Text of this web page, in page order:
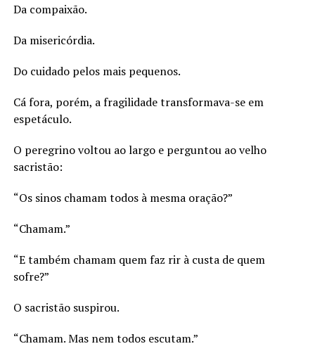
Da compaixão.
Da misericórdia.
Do cuidado pelos mais pequenos.
Cá fora, porém, a fragilidade transformava-se em
espetáculo.
O peregrino voltou ao largo e perguntou ao velho
sacristão:
“Os sinos chamam todos à mesma oração?”
“Chamam.”
“E também chamam quem faz rir à custa de quem
sofre?”
O sacristão suspirou.
“Chamam. Mas nem todos escutam.”